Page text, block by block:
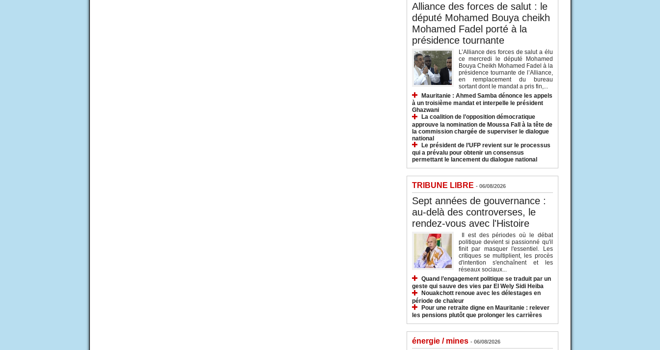
Alliance des forces de salut : le
député Mohamed Bouya cheikh
Mohamed Fadel porté à la
présidence tournante
L’Alliance des forces de salut a élu
ce mercredi le député Mohamed
Bouya Cheikh Mohamed Fadel à la
présidence tournante de l’Alliance,
en remplacement du bureau
sortant dont le mandat a pris fin,...
Mauritanie : Ahmed Samba dénonce les appels
à un troisième mandat et interpelle le président
Ghazwani
La coalition de l’opposition démocratique
approuve la nomination de Moussa Fall à la tête de
la commission chargée de superviser le dialogue
national
Le président de l’UFP revient sur le processus
qui a prévalu pour obtenir un consensus
permettant le lancement du dialogue national
TRIBUNE LIBRE - 06/08/2026
Sept années de gouvernance :
au-delà des controverses, le
rendez-vous avec l'Histoire
Il est des périodes où le débat
politique devient si passionné qu'il
finit par masquer l'essentiel. Les
critiques se multiplient, les procès
d'intention s'enchaînent et les
réseaux sociaux...
Quand l’engagement politique se traduit par un
geste qui sauve des vies par El Wely Sidi Heiba
Nouakchott renoue avec les délestages en
période de chaleur
Pour une retraite digne en Mauritanie : relever
les pensions plutôt que prolonger les carrières
énergie / mines - 06/08/2026